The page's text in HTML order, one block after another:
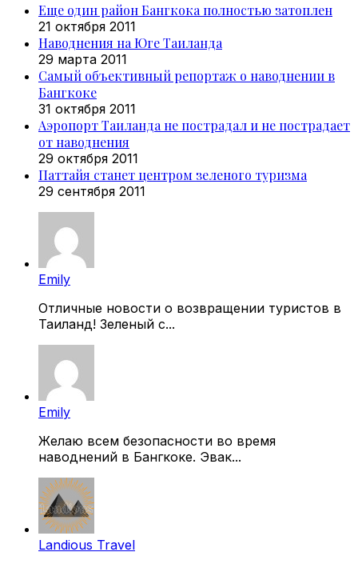
Еще один район Бангкока полностью затоплен
21 октября 2011
Наводнения на Юге Таиланда
29 марта 2011
Самый объективный репортаж о наводнении в
Бангкоке
31 октября 2011
Аэропорт Таиланда не пострадал и не пострадает
от наводнения
29 октября 2011
Паттайя станет центром зеленого туризма
29 сентября 2011
Emily
Отличные новости о возвращении туристов в
Таиланд! Зеленый с...
Emily
Желаю всем безопасности во время
наводнений в Бангкоке. Эвак...
Landious Travel